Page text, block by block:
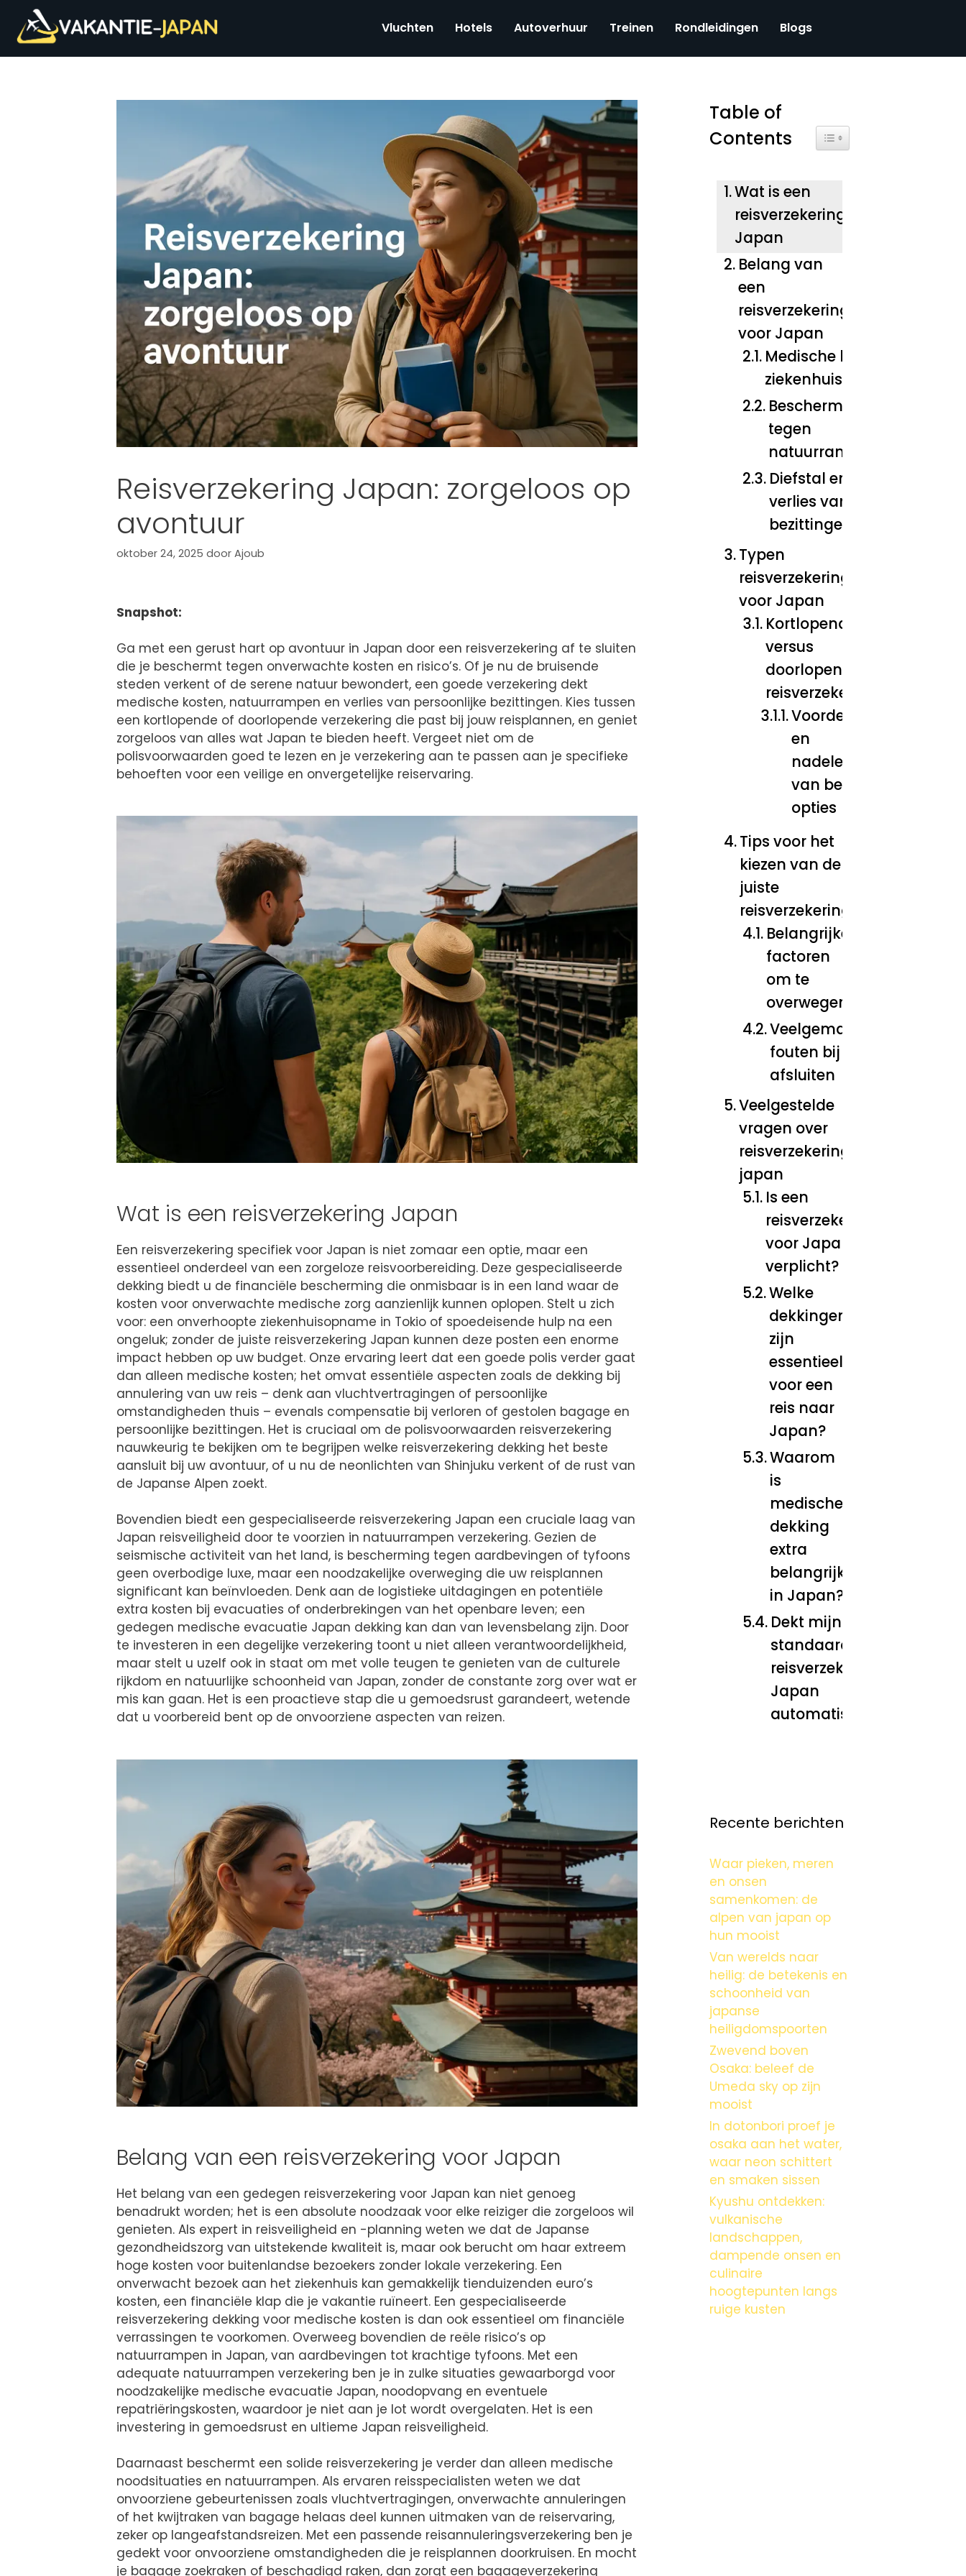
Vluchten Hotels Autoverhuur Treinen Rondleidingen Blogs
Reisverzekering Japan: zorgeloos op
avontuur
oktober 24, 2025 door Ajoub
Snapshot:
Ga met een gerust hart op avontuur in Japan door een reisverzekering af te sluiten
die je beschermt tegen onverwachte kosten en risico’s. Of je nu de bruisende
steden verkent of de serene natuur bewondert, een goede verzekering dekt
medische kosten, natuurrampen en verlies van persoonlijke bezittingen. Kies tussen
een kortlopende of doorlopende verzekering die past bij jouw reisplannen, en geniet
zorgeloos van alles wat Japan te bieden heeft. Vergeet niet om de
polisvoorwaarden goed te lezen en je verzekering aan te passen aan je specifieke
behoeften voor een veilige en onvergetelijke reiservaring.
Wat is een reisverzekering Japan
Een reisverzekering specifiek voor Japan is niet zomaar een optie, maar een
essentieel onderdeel van een zorgeloze reisvoorbereiding. Deze gespecialiseerde
dekking biedt u de financiële bescherming die onmisbaar is in een land waar de
kosten voor onverwachte medische zorg aanzienlijk kunnen oplopen. Stelt u zich
voor: een onverhoopte ziekenhuisopname in Tokio of spoedeisende hulp na een
ongeluk; zonder de juiste reisverzekering Japan kunnen deze posten een enorme
impact hebben op uw budget. Onze ervaring leert dat een goede polis verder gaat
dan alleen medische kosten; het omvat essentiële aspecten zoals de dekking bij
annulering van uw reis – denk aan vluchtvertragingen of persoonlijke
omstandigheden thuis – evenals compensatie bij verloren of gestolen bagage en
persoonlijke bezittingen. Het is cruciaal om de polisvoorwaarden reisverzekering
nauwkeurig te bekijken om te begrijpen welke reisverzekering dekking het beste
aansluit bij uw avontuur, of u nu de neonlichten van Shinjuku verkent of de rust van
de Japanse Alpen zoekt.
Bovendien biedt een gespecialiseerde reisverzekering Japan een cruciale laag van
Japan reisveiligheid door te voorzien in natuurrampen verzekering. Gezien de
seismische activiteit van het land, is bescherming tegen aardbevingen of tyfoons
geen overbodige luxe, maar een noodzakelijke overweging die uw reisplannen
significant kan beïnvloeden. Denk aan de logistieke uitdagingen en potentiële
extra kosten bij evacuaties of onderbrekingen van het openbare leven; een
gedegen medische evacuatie Japan dekking kan dan van levensbelang zijn. Door
te investeren in een degelijke verzekering toont u niet alleen verantwoordelijkheid,
maar stelt u uzelf ook in staat om met volle teugen te genieten van de culturele
rijkdom en natuurlijke schoonheid van Japan, zonder de constante zorg over wat er
mis kan gaan. Het is een proactieve stap die u gemoedsrust garandeert, wetende
dat u voorbereid bent op de onvoorziene aspecten van reizen.
Belang van een reisverzekering voor Japan
Het belang van een gedegen reisverzekering voor Japan kan niet genoeg
benadrukt worden; het is een absolute noodzaak voor elke reiziger die zorgeloos wil
genieten. Als expert in reisveiligheid en -planning weten we dat de Japanse
gezondheidszorg van uitstekende kwaliteit is, maar ook berucht om haar extreem
hoge kosten voor buitenlandse bezoekers zonder lokale verzekering. Een
onverwacht bezoek aan het ziekenhuis kan gemakkelijk tienduizenden euro’s
kosten, een financiële klap die je vakantie ruïneert. Een gespecialiseerde
reisverzekering dekking voor medische kosten is dan ook essentieel om financiële
verrassingen te voorkomen. Overweeg bovendien de reële risico’s op
natuurrampen in Japan, van aardbevingen tot krachtige tyfoons. Met een
adequate natuurrampen verzekering ben je in zulke situaties gewaarborgd voor
noodzakelijke medische evacuatie Japan, noodopvang en eventuele
repatriëringskosten, waardoor je niet aan je lot wordt overgelaten. Het is een
investering in gemoedsrust en ultieme Japan reisveiligheid.
Daarnaast beschermt een solide reisverzekering je verder dan alleen medische
noodsituaties en natuurrampen. Als ervaren reisspecialisten weten we dat
onvoorziene gebeurtenissen zoals vluchtvertragingen, onverwachte annuleringen
of het kwijtraken van bagage helaas deel kunnen uitmaken van de reiservaring,
zeker op langeafstandsreizen. Met een passende reisannuleringsverzekering ben je
gedekt voor onvoorziene omstandigheden die je reisplannen doorkruisen. En mocht
je bagage zoekraken of beschadigd raken, dan zorgt een bagageverzekering
Table of
Contents
Toggle Table of Content
Wat is een
reisverzekering
Japan
Belang van
een
reisverzekering
voor Japan
Medische kosten en
ziekenhuisopnames
Bescherming
tegen
natuurrampen
Diefstal en
verlies van
bezittingen
Typen
reisverzekeringen
voor Japan
Kortlopende
versus
doorlopende
reisverzekering
Voordelen
en
nadelen
van beide
opties
Tips voor het
kiezen van de
juiste
reisverzekering
Belangrijke
factoren
om te
overwegen
Veelgemaakte
fouten bij het
afsluiten
Veelgestelde
vragen over
reisverzekering
japan
Is een
reisverzekering
voor Japan
verplicht?
Welke
dekkingen
zijn
essentieel
voor een
reis naar
Japan?
Waarom
is
medische
dekking
extra
belangrijk
in Japan?
Dekt mijn
standaard
reisverzekering
Japan
automatisch?
Recente berichten
Waar pieken, meren
en onsen
samenkomen: de
alpen van japan op
hun mooist
Van werelds naar
heilig: de betekenis en
schoonheid van
japanse
heiligdomspoorten
Zwevend boven
Osaka: beleef de
Umeda sky op zijn
mooist
In dotonbori proef je
osaka aan het water,
waar neon schittert
en smaken sissen
Kyushu ontdekken:
vulkanische
landschappen,
dampende onsen en
culinaire
hoogtepunten langs
ruige kusten